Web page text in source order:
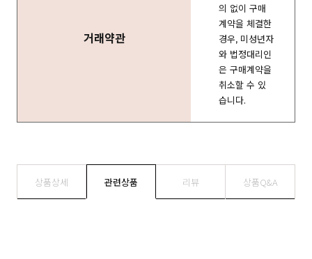
거래약관
의 없이 구매
계약을 체결한
경우, 미성년자
와 법정대리인
은 구매계약을
취소할 수 있
습니다.
상품상세 관련상품 리뷰 상품Q&A